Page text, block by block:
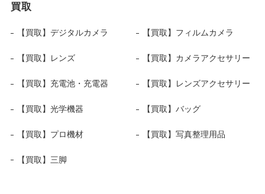
買取
【買取】デジタルカメラ 【買取】フィルムカメラ
【買取】レンズ 【買取】カメラアクセサリー
【買取】充電池・充電器 【買取】レンズアクセサリー
【買取】光学機器 【買取】バッグ
【買取】プロ機材 【買取】写真整理用品
【買取】三脚